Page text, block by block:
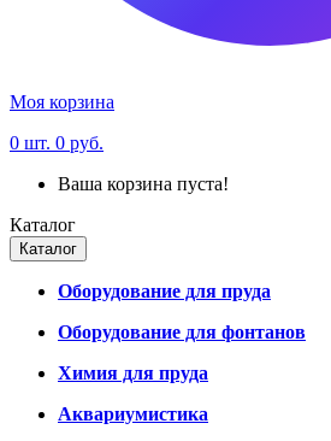
Моя корзина
0 шт. 0 руб.
Ваша корзина пуста!
Каталог
Каталог
Оборудование для пруда
Оборудование для фонтанов
Химия для пруда
Аквариумистика